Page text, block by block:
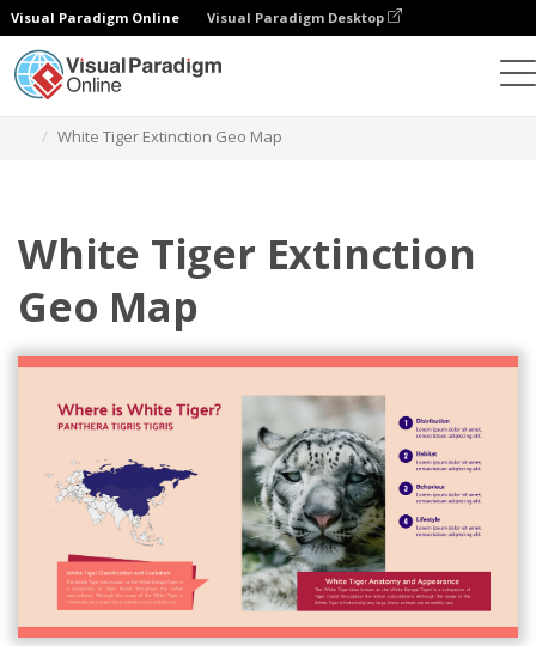
Visual Paradigm Online Visual Paradigm Desktop
White Tiger Extinction Geo Map
White Tiger Extinction
Geo Map